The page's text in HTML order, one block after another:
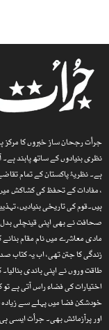
جرأت رجحان ساز خبروں کا مرکز
نظری بنیادوں کے ساتھ پابند
ہے۔ نظریۂ پاکستان کے تمام
، مفادات کے تحفظ کی کشاکش میں
ہیں۔قوم کی تاریخی بنیادیں،
صحافت نے بھی اپنی قینچلی بدل
مادی معاشرے میں نام مقام
زندگی کا جتن تھی، اب یہ کتاب
طاقت وروں نے اپنی باندی
اختیارات کی فضاء راس آتی ہے
خودشکن فضا میں پہلے سے
اور پرآزمائش بھی۔ جرأت